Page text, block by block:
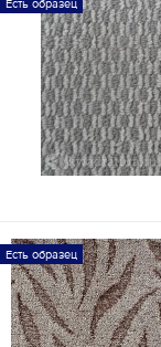
Есть образец
Есть образец